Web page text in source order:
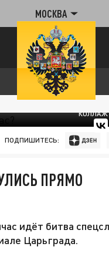
МОСКВА
КОЛЛАЖ
ПОДПИШИТЕСЬ:
ПРЯМО
идёт битва
Царьграда.